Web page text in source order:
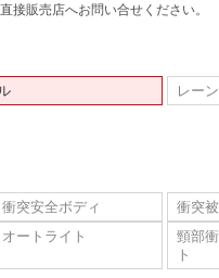
接販売店へお問い合せください。
レー
衝突安全ボディ 衝突
オートライト
頸部
ト